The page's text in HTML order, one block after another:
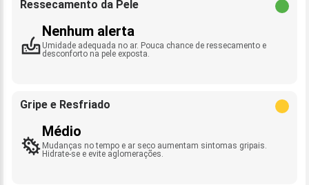
Ressecamento da Pele
Nenhum alerta
Umidade adequada no ar. Pouca chance de ressecamento e
desconforto na pele exposta.
Gripe e Resfriado
Médio
Mudanças no tempo e ar seco aumentam sintomas gripais.
Hidrate-se e evite aglomerações.